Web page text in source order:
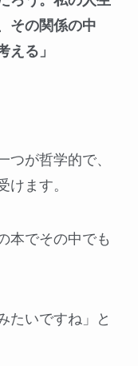
その関係の中
える」
つが哲学的で、
けます。
本でその中でも
たいですね」と